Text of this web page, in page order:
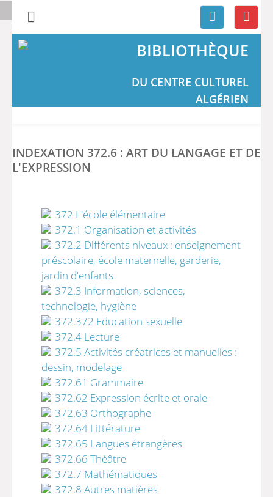
BIBLIOTHÈQUE
DU CENTRE CULTUREL
ALGÉRIEN
INDEXATION 372.6 : ART DU LANGAGE ET DE
L'EXPRESSION
372 L'école élémentaire
372.1 Organisation et activités
372.2 Différents niveaux : enseignement
préscolaire, école maternelle, garderie,
jardin d'enfants
372.3 Information, sciences,
technologie, hygiène
372.372 Education sexuelle
372.4 Lecture
372.5 Activités créatrices et manuelles :
dessin, modelage
372.61 Grammaire
372.62 Expression écrite et orale
372.63 Orthographe
372.64 Littérature
372.65 Langues étrangères
372.66 Théâtre
372.7 Mathématiques
372.8 Autres matières